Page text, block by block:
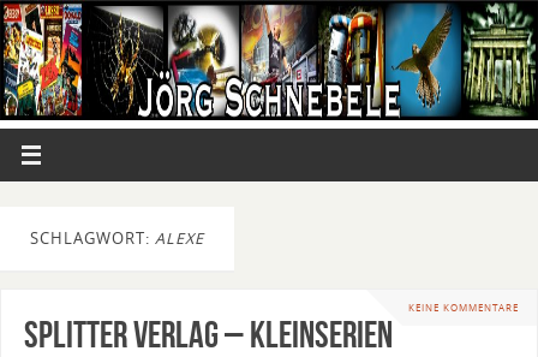
SCHLAGWORT: ALEXE
KEINE KOMMENTARE
Splitter Verlag – Kleinserien